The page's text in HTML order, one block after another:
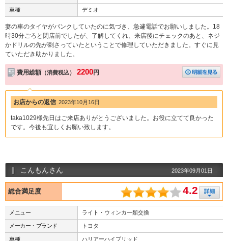
車種 デミオ
妻の車のタイヤがパンクしていたのに気づき、急遽電話でお願いしました。18
時30分ごろと閉店前でしたが、了解してくれ、来店後にチェックのあと、ネジ
かドリルの先が刺さっていたということで修理していただきました。すぐに見
ていただき助かりました。
費用総額 （消費税込） 2200円
お店からの返信 2023年10月16日
taka1029様先日はご来店ありがとうございました。お役に立てて良かった
です。今後も宜しくお願い致します。
こんもんさん 2023年09月01日
総合満足度 4.2
メニュー ライト・ウィンカー類交換
メーカー・ブランド トヨタ
車種 ハリアーハイブリッド